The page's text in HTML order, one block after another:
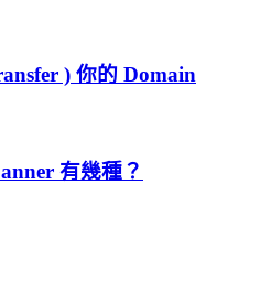
) 你的 Domain
有幾種？